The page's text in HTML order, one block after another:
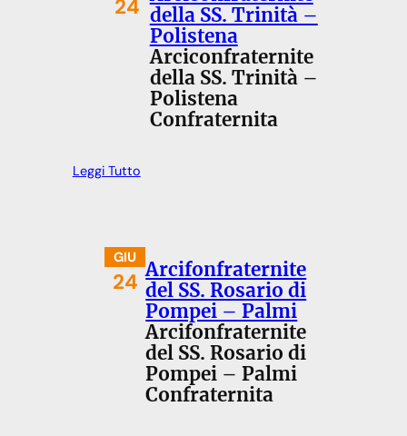
24 della SS. Trinità –
Polistena
Arciconfraternite
della SS. Trinità –
Polistena
Confraternita
Leggi Tutto
GIU
24 Arcifonfraternite
del SS. Rosario di
Pompei – Palmi
Arcifonfraternite
del SS. Rosario di
Pompei – Palmi
Confraternita